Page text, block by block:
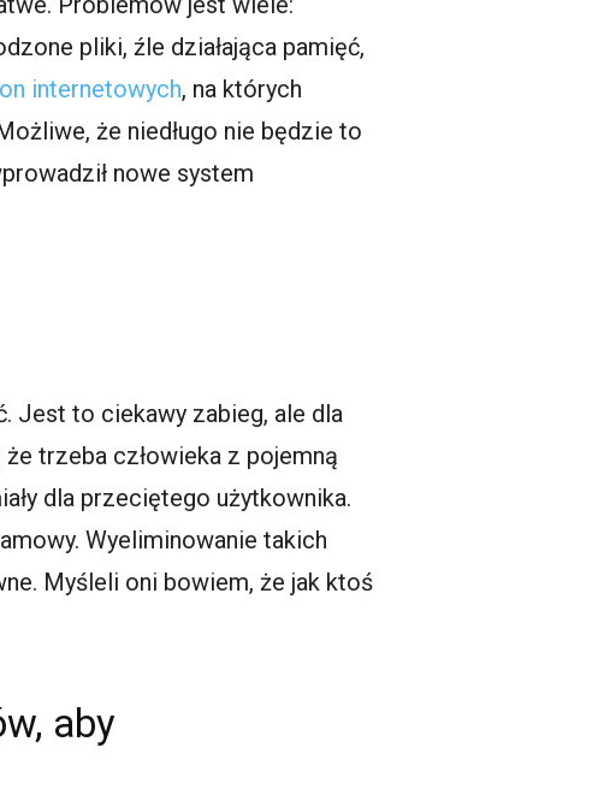
pliki, źle działająca pamięć,
internetowych, na których
że niedługo nie będzie to
nowe system
Jest to ciekawy zabieg, ale dla
trzeba człowieka z pojemną
dla przeciętego użytkownika.
Wyeliminowanie takich
Myśleli oni bowiem, że jak ktoś
aby